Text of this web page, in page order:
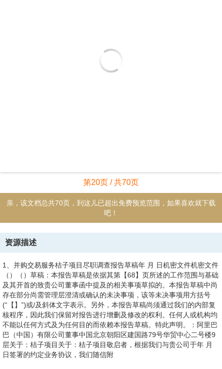
第20页 / 共70页
亲，该文档总共70页，到这儿已超出免费预览范围，如果喜欢就下载
吧！
资源描述
1、并购交易服务桔子项目尽职调查报告草稿年 月 日机密文件机密文件
（）（）草稿：本报告草稿是依据其第【68】页所述的工作范围与基础
及其开首的致贵公司董事函中提及的相关事项草拟的。本报告草稿中尚
存在部分尚需管理层澄清或确认的未决事项，该等未决事项用方括号
(“【】”)或/及斜体文字表示。另外，本报告草稿尚须通过我们的内部复
核程序，因此我们保留对报告进行增删及修改的权利。任何人或机构均
不能以任何方式及为任何目的而依赖本报告草稿。特此声明。：阿里巴
巴（中国）有限公司董事中国北京朝阳区建国路79号华贸中心二号楼9
层关于：桔子项目关于：桔子项目敬启者，根据我们与贵公司于年 月
日签署的约定业务协议，我们随信附